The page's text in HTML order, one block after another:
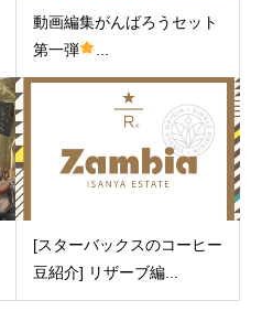
動画編集がんばろうセット
第一弾
[スターバックスのコーヒー
豆紹介] リザーブ編...